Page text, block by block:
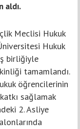
aldı.
Meclisi Hukuk
Hukuk
birliğiyle
tamamlandı.
öğrencilerinin
sağlamak
2. Asliye